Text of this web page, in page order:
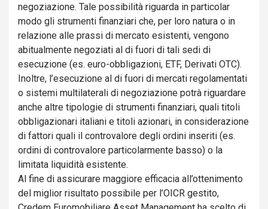
negoziazione. Tale possibilità riguarda in particolar
modo gli strumenti finanziari che, per loro natura o in
relazione alle prassi di mercato esistenti, vengono
abitualmente negoziati al di fuori di tali sedi di
esecuzione (es. euro-obbligazioni, ETF, Derivati OTC).
Inoltre, l’esecuzione al di fuori di mercati regolamentati
o sistemi multilaterali di negoziazione potrà riguardare
anche altre tipologie di strumenti finanziari, quali titoli
obbligazionari italiani e titoli azionari, in considerazione
di fattori quali il controvalore degli ordini inseriti (es.
ordini di controvalore particolarmente basso) o la
limitata liquidità esistente.
Al fine di assicurare maggiore efficacia all’ottenimento
del miglior risultato possibile per l’OICR gestito,